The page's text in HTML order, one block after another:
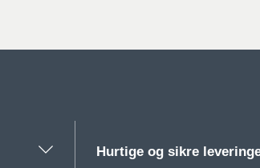
Hurtige og sikre